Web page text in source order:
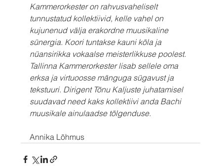
Kammerorkester on rahvusvaheliselt
tunnustatud kollektiivid, kelle vahel on
kujunenud välja erakordne muusikaline
sünergia. Koori tuntakse kauni kõla ja
nüansirikka vokaalse meisterlikkuse poolest.
Tallinna Kammerorkester lisab sellele oma
erksa ja virtuoosse mänguga sügavust ja
tekstuuri. Dirigent Tõnu Kaljuste juhatamisel
suudavad need kaks kollektiivi anda Bachi
muusikale ainulaadse tõlgenduse.
Annika Lõhmus